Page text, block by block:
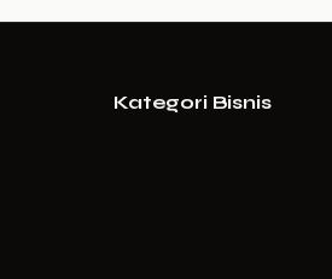
Kategori Bisnis